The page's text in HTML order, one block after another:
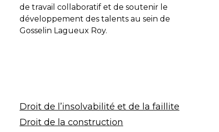
de travail collaboratif et de soutenir le
développement des talents au sein de
Gosselin Lagueux Roy.
Droit de l’insolvabilité et de la faillite
Droit de la construction